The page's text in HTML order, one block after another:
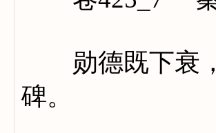
勋德既下衰，
碑。